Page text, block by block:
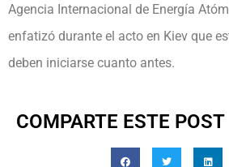
Agencia Internacional de Energía
enfatizó durante el acto en Kiev que
deben iniciarse cuanto antes.
COMPARTE ESTE POST